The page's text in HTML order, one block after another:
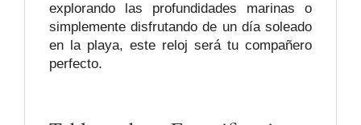
explorando las profundidades marinas o
simplemente disfrutando de un día soleado
en la playa, este reloj será tu compañero
perfecto.